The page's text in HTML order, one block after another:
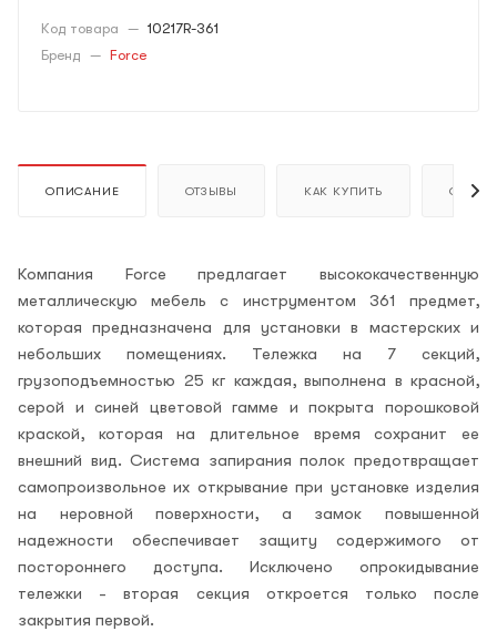
Код товара — 10217R-361
Бренд — Force
ОПИСАНИЕ ОТЗЫВЫ КАК КУПИТЬ ОПЛАТА
Компания Force предлагает высококачественную
металлическую мебель с инструментом 361 предмет,
которая предназначена для установки в мастерских и
небольших помещениях. Тележка на 7 секций,
грузоподъемностью 25 кг каждая, выполнена в красной,
серой и синей цветовой гамме и покрыта порошковой
краской, которая на длительное время сохранит ее
внешний вид. Система запирания полок предотвращает
самопроизвольное их открывание при установке изделия
на неровной поверхности, а замок повышенной
надежности обеспечивает защиту содержимого от
постороннего доступа. Исключено опрокидывание
тележки - вторая секция откроется только после
закрытия первой.